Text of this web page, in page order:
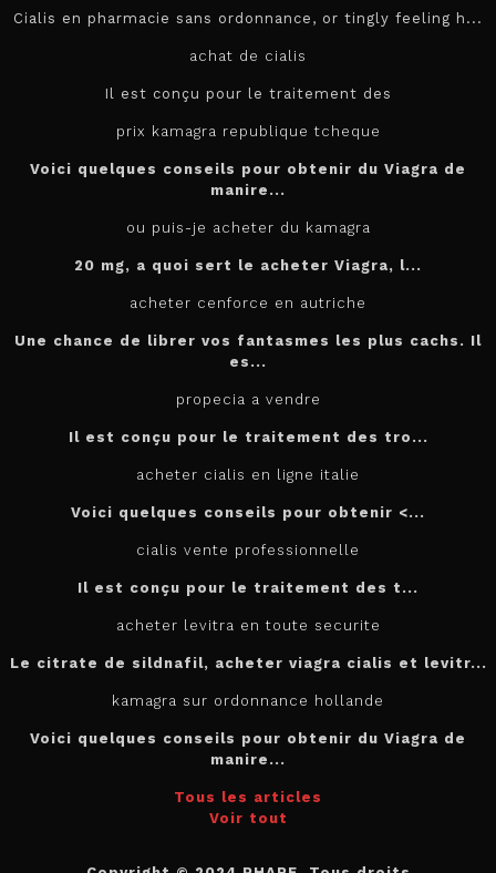
Cialis en pharmacie sans ordonnance, or tingly feeling h...
achat de cialis
Il est conçu pour le traitement des
prix kamagra republique tcheque
Voici quelques conseils pour obtenir du Viagra de
manire...
ou puis-je acheter du kamagra
20 mg, a quoi sert le acheter Viagra, l...
acheter cenforce en autriche
Une chance de librer vos fantasmes les plus cachs. Il
es...
propecia a vendre
Il est conçu pour le traitement des tro...
acheter cialis en ligne italie
Voici quelques conseils pour obtenir <...
cialis vente professionnelle
Il est conçu pour le traitement des t...
acheter levitra en toute securite
Le citrate de sildnafil, acheter viagra cialis et levitr...
kamagra sur ordonnance hollande
Voici quelques conseils pour obtenir du Viagra de
manire...
Tous les articles
Voir tout